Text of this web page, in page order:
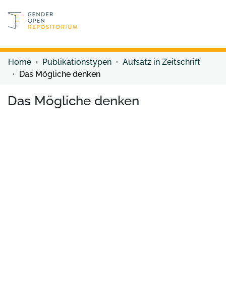
Discover content
Home Publikationstypen
Aufsatz in Zeitschrift
Das Mögliche denken
Das Mögliche denken